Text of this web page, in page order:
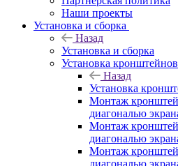
Наши проекты
Установка и сборка
Назад
Установка и сборка
Установка
Назад
Установка
Монтаж
диагональю
Монтаж
диагональю
Монтаж
диагональю